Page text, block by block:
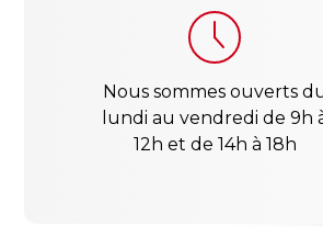
Nous sommes ouverts
lundi au vendredi de 9h
12h et de 14h à 18h